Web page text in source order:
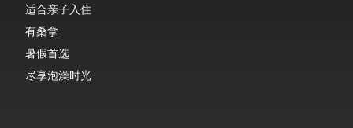
适合亲子入住
有桑拿
暑假首选
尽享泡澡时光